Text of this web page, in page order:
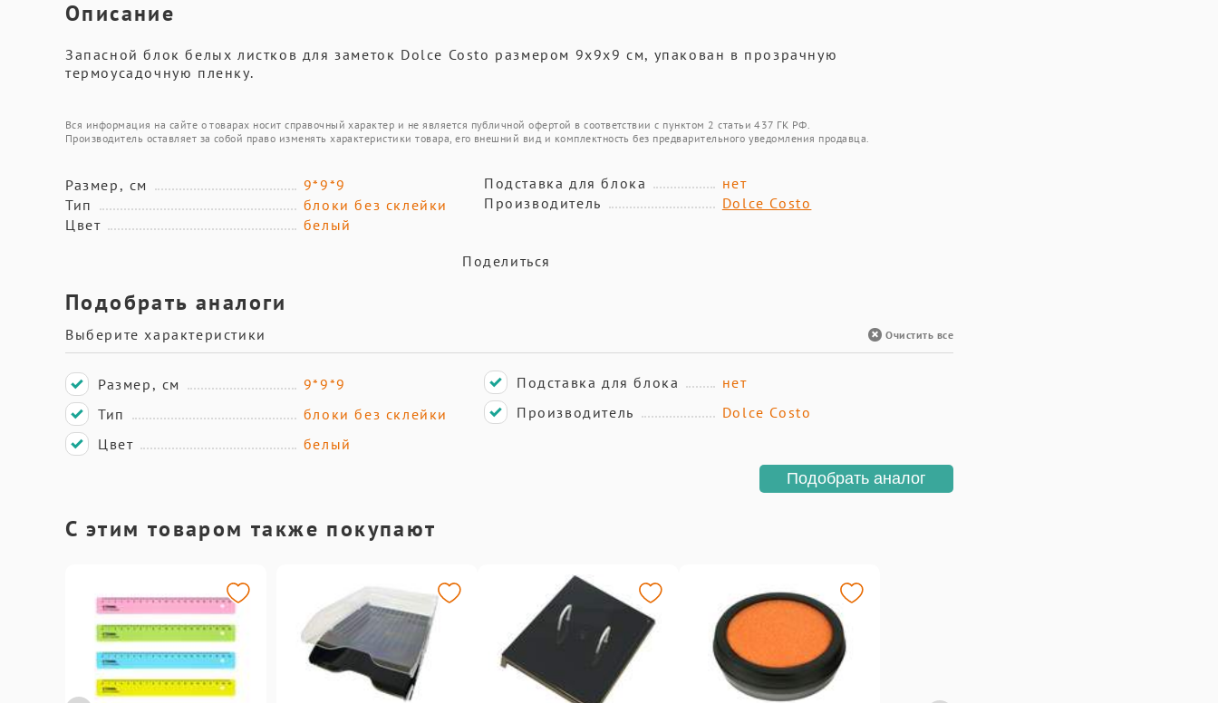
Описание
Запасной блок белых листков для заметок Dolce Costo размером 9х9х9 см, упакован в прозрачную
термоусадочную пленку.
Вся информация на сайте о товарах носит справочный характер и не является публичной офертой в соответствии с пунктом 2 статьи 437 ГК РФ.
Производитель оставляет за собой право изменять характеристики товара, его внешний вид и комплектность без предварительного уведомления продавца.
Размер, см
9*9*9
Тип
блоки без склейки
Цвет
белый
Подставка для блока
нет
Производитель
Dolce Costo
Поделиться
Подобрать аналоги
Выберите характеристики Очистить все
Размер, см
9*9*9
Тип
блоки без склейки
Цвет
белый
Подставка для блока
нет
Производитель
Dolce Costo
Подобрать аналог
С этим товаром также покупают